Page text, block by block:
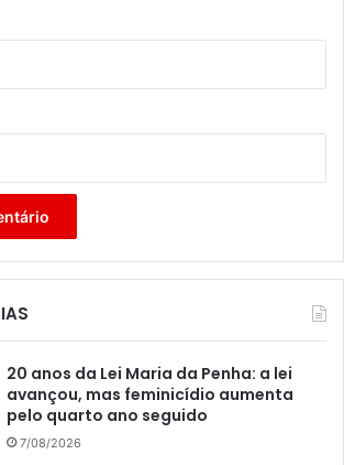
20 anos da Lei Maria da Penha: a lei
avançou, mas feminicídio aumenta
pelo quarto ano seguido
7/08/2026